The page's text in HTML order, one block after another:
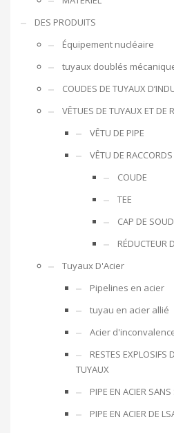
DES PRODUITS
Équipement nucléaire
tuyaux doublés
COUDES DE TUYAUX
VÊTUES DE TUYAUX ET DE
VÊTU DE PIPE
VÊTU DE
COUDE
TEE
CAP DE
RÉDUCTEUR
Tuyaux D'Acier
Pipelines en acier
tuyau en acier allié
Acier
RESTES EXPLOSIFS
TUYAUX
PIPE EN ACIER
PIPE EN ACIER DE